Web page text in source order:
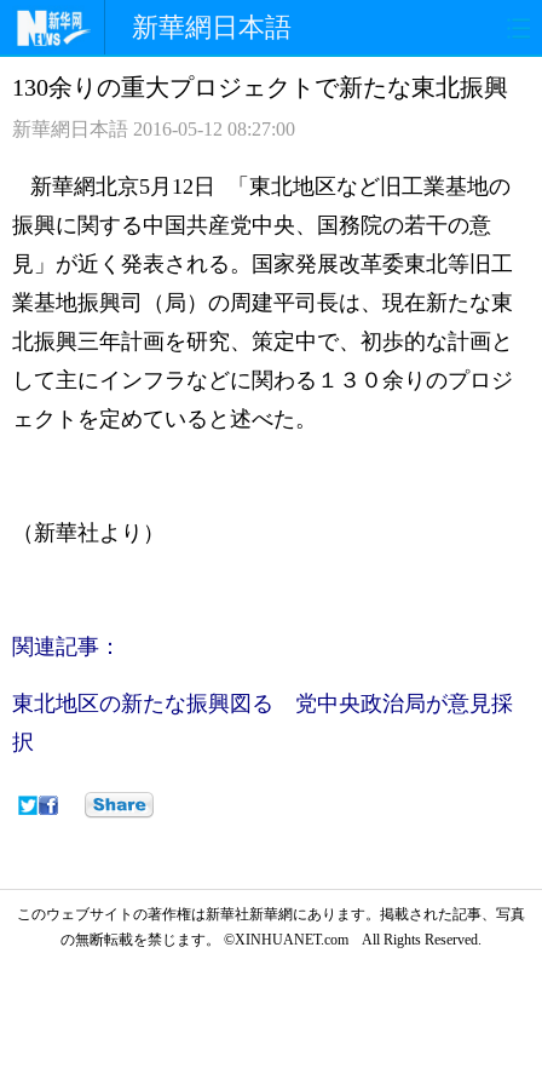
新華網日本語
ホームページ 政治 経済
観光 評論 写真
中日対訳
130余りの重大プロジェクトで新たな東北振興
新華網日本語 2016-05-12 08:27:00
新華網北京5月12日 「東北地区など旧工業基地の
振興に関する中国共産党中央、国務院の若干の意
見」が近く発表される。国家発展改革委東北等旧工
業基地振興司（局）の周建平司長は、現在新たな東
北振興三年計画を研究、策定中で、初歩的な計画と
して主にインフラなどに関わる１３０余りのプロジ
ェクトを定めていると述べた。
（新華社より）
関連記事：
東北地区の新たな振興図る 党中央政治局が意見採
択
このウェブサイトの著作権は新華社新華網にあります。掲載された記事、写真
の無断転載を禁じます。 ©XINHUANET.com All Rights Reserved.